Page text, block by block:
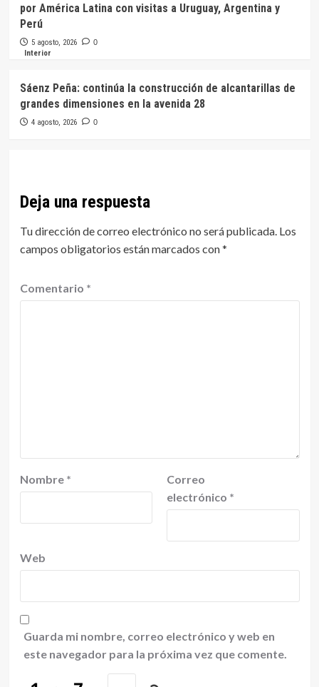
por América Latina con visitas a Uruguay, Argentina y
Perú
5 agosto, 2026 0
Interior
Sáenz Peña: continúa la construcción de alcantarillas de
grandes dimensiones en la avenida 28
4 agosto, 2026 0
Deja una respuesta
Tu dirección de correo electrónico no será publicada. Los
campos obligatorios están marcados con*
Comentario *
Nombre *
Correo
electrónico *
Web
Guarda mi nombre, correo electrónico y web en
este navegador para la próxima vez que comente.